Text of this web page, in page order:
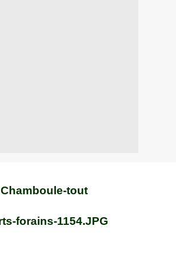
Chamboule-tout